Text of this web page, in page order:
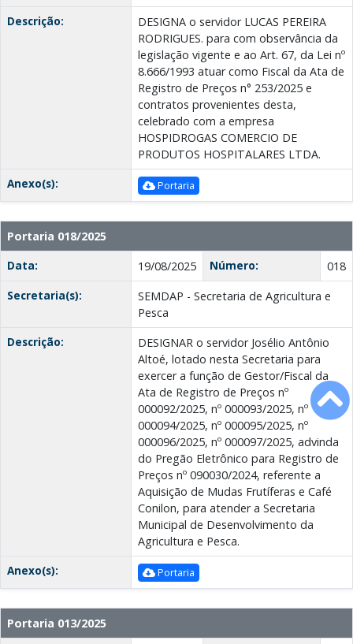
Descrição:
DESIGNA o servidor LUCAS PEREIRA
RODRIGUES. para com observância da
legislação vigente e ao Art. 67, da Lei nº
8.666/1993 atuar como Fiscal da Ata de
Registro de Preços n° 253/2025 e
contratos provenientes desta,
celebrado com a empresa
HOSPIDROGAS COMERCIO DE
PRODUTOS HOSPITALARES LTDA.
Anexo(s):
Portaria
Portaria 018/2025
Data:
19/08/2025 Número:
018
Secretaria(s):
SEMDAP - Secretaria de Agricultura e
Pesca
Descrição:
DESIGNAR o servidor Josélio Antônio
Altoé, lotado nesta Secretaria para
exercer a função de Gestor/Fiscal da
Ata de Registro de Preços nº
000092/2025, nº 000093/2025, nº
000094/2025, nº 000095/2025, nº
000096/2025, nº 000097/2025, advinda
do Pregão Eletrônico para Registro de
Preços nº 090030/2024, referente a
Aquisição de Mudas Frutíferas e Café
Conilon, para atender a Secretaria
Municipal de Desenvolvimento da
Agricultura e Pesca.
Anexo(s):
Portaria
Portaria 013/2025